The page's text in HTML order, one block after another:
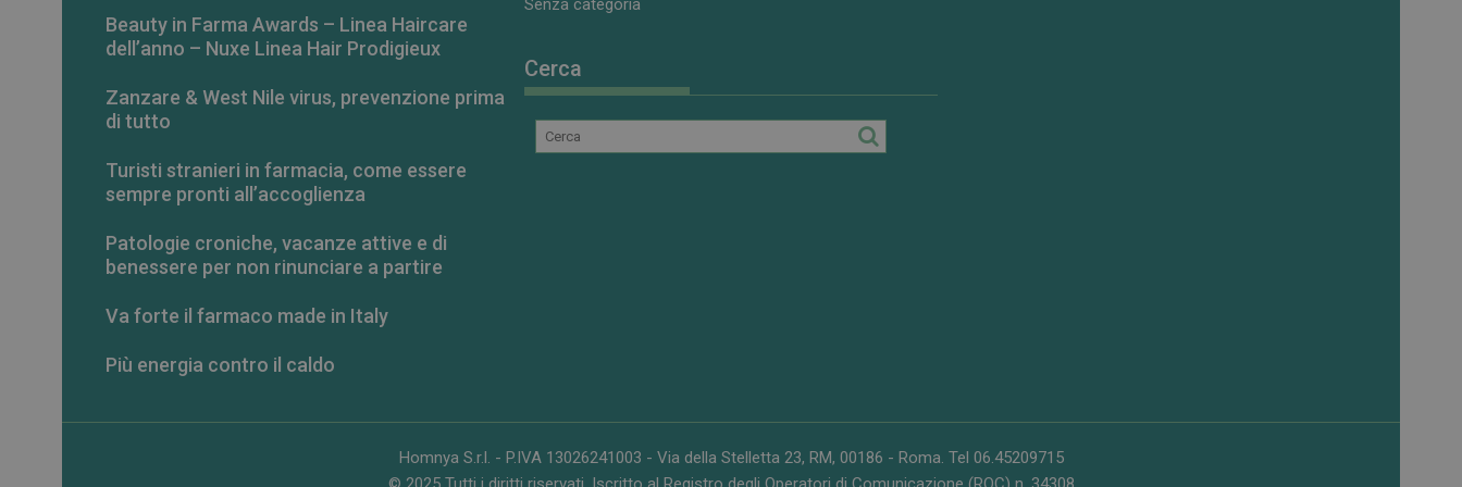
Beauty in Farma Awards – Linea Haircare
dell’anno – Nuxe Linea Hair Prodigieux
Zanzare & West Nile virus, prevenzione prima
di tutto
Turisti stranieri in farmacia, come essere
sempre pronti all’accoglienza
Patologie croniche, vacanze attive e di
benessere per non rinunciare a partire
Va forte il farmaco made in Italy
Più energia contro il caldo
Senza categoria
Cerca
Homnya S.r.l. - P.IVA 13026241003 - Via della Stelletta 23, RM, 00186 - Roma. Tel 06.45209715